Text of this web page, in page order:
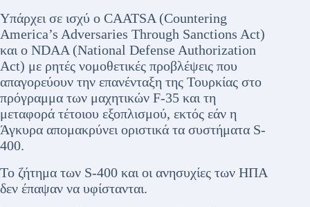
Υπάρχει σε ισχύ ο CAATSA (Countering
America’s Adversaries Through Sanctions Act)
και ο NDAA (National Defense Authorization
Act) με ρητές νομοθετικές προβλέψεις που
απαγορεύουν την επανένταξη της Τουρκίας στο
πρόγραμμα των μαχητικών F-35 και τη
μεταφορά τέτοιου εξοπλισμού, εκτός εάν η
Άγκυρα απομακρύνει οριστικά τα συστήματα S-
400.
Το ζήτημα των S-400 και οι ανησυχίες των ΗΠΑ
δεν έπαψαν να υφίστανται.